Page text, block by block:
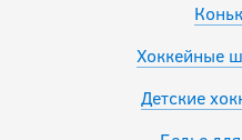
Хоккейные
Детские